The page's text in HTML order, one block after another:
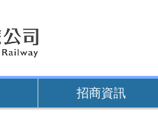
招商資訊